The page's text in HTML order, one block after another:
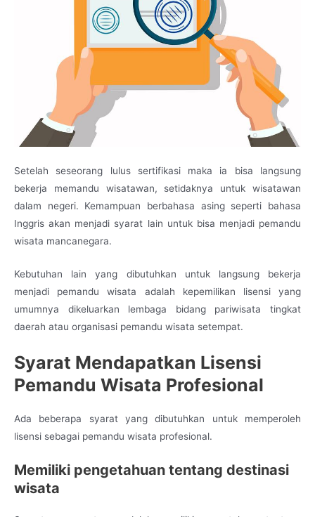
Setelah seseorang lulus sertifikasi maka ia bisa langsung
bekerja memandu wisatawan, setidaknya untuk wisatawan
dalam negeri. Kemampuan berbahasa asing seperti bahasa
Inggris akan menjadi syarat lain untuk bisa menjadi pemandu
wisata mancanegara.
Kebutuhan lain yang dibutuhkan untuk langsung bekerja
menjadi pemandu wisata adalah kepemilikan lisensi yang
umumnya dikeluarkan lembaga bidang pariwisata tingkat
daerah atau organisasi pemandu wisata setempat.
Syarat Mendapatkan Lisensi
Pemandu Wisata Profesional
Ada beberapa syarat yang dibutuhkan untuk memperoleh
lisensi sebagai pemandu wisata profesional.
Memiliki pengetahuan tentang destinasi
wisata